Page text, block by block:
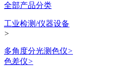
全部产品分类
工业检测/仪器设备
>
多角度分光测色仪>
色差仪>